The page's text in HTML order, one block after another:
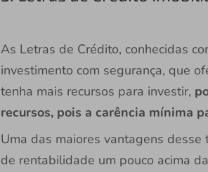
As Letras de Crédito, conhecidas
investimento com segurança, que
tenha mais recursos para investir,
recursos, pois a carência mínima
Uma das maiores vantagens
de rentabilidade um pouco acima